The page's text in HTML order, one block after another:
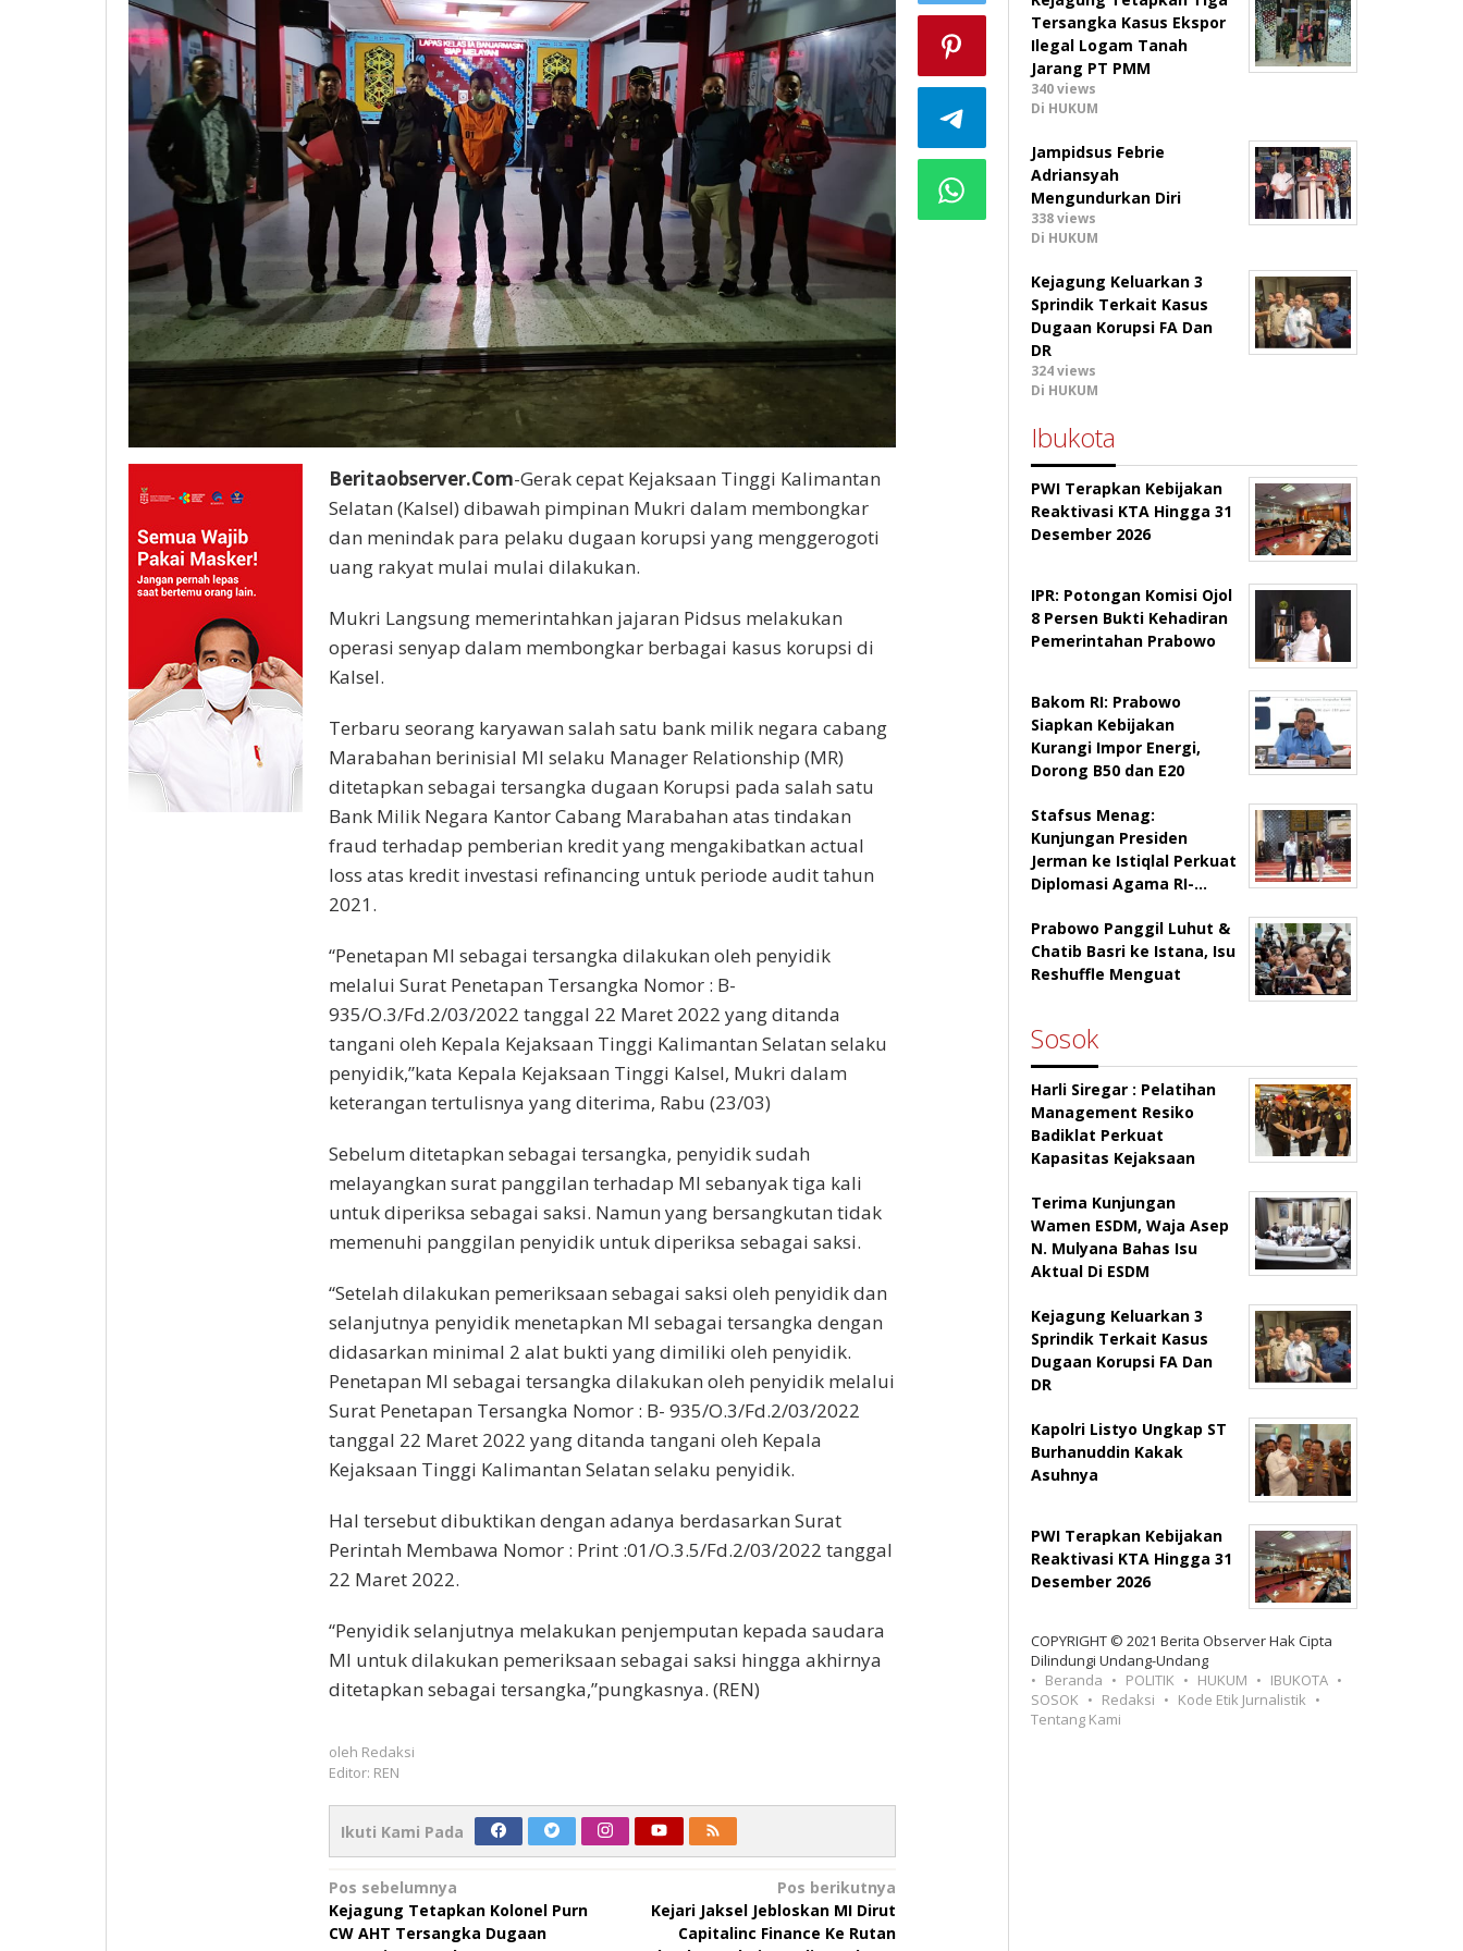
Beritaobserver.Com-Gerak cepat Kejaksaan Tinggi Kalimantan
Selatan (Kalsel) dibawah pimpinan Mukri dalam membongkar
dan menindak para pelaku dugaan korupsi yang menggerogoti
uang rakyat mulai mulai dilakukan.
Mukri Langsung memerintahkan jajaran Pidsus melakukan
operasi senyap dalam membongkar berbagai kasus korupsi di
Kalsel.
Terbaru seorang karyawan salah satu bank milik negara cabang
Marabahan berinisial MI selaku Manager Relationship (MR)
ditetapkan sebagai tersangka dugaan Korupsi pada salah satu
Bank Milik Negara Kantor Cabang Marabahan atas tindakan
fraud terhadap pemberian kredit yang mengakibatkan actual
loss atas kredit investasi refinancing untuk periode audit tahun
2021.
“Penetapan MI sebagai tersangka dilakukan oleh penyidik
melalui Surat Penetapan Tersangka Nomor : B-
935/O.3/Fd.2/03/2022 tanggal 22 Maret 2022 yang ditanda
tangani oleh Kepala Kejaksaan Tinggi Kalimantan Selatan selaku
penyidik,”kata Kepala Kejaksaan Tinggi Kalsel, Mukri dalam
keterangan tertulisnya yang diterima, Rabu (23/03)
Sebelum ditetapkan sebagai tersangka, penyidik sudah
melayangkan surat panggilan terhadap MI sebanyak tiga kali
untuk diperiksa sebagai saksi. Namun yang bersangkutan tidak
memenuhi panggilan penyidik untuk diperiksa sebagai saksi.
“Setelah dilakukan pemeriksaan sebagai saksi oleh penyidik dan
selanjutnya penyidik menetapkan MI sebagai tersangka dengan
didasarkan minimal 2 alat bukti yang dimiliki oleh penyidik.
Penetapan MI sebagai tersangka dilakukan oleh penyidik melalui
Surat Penetapan Tersangka Nomor : B- 935/O.3/Fd.2/03/2022
tanggal 22 Maret 2022 yang ditanda tangani oleh Kepala
Kejaksaan Tinggi Kalimantan Selatan selaku penyidik.
Hal tersebut dibuktikan dengan adanya berdasarkan Surat
Perintah Membawa Nomor : Print :01/O.3.5/Fd.2/03/2022 tanggal
22 Maret 2022.
“Penyidik selanjutnya melakukan penjemputan kepada saudara
MI untuk dilakukan pemeriksaan sebagai saksi hingga akhirnya
ditetapkan sebagai tersangka,”pungkasnya. (REN)
oleh Redaksi
Editor: REN
Ikuti Kami Pada
Navigasi
pos
Pos sebelumnya
Kejagung Tetapkan Kolonel Purn
CW AHT Tersangka Dugaan
Pos berikutnya
Kejari Jaksel Jebloskan MI Dirut
Capitalinc Finance Ke Rutan
Tersangka Kasus Ekspor
Ilegal Logam Tanah
Jarang PT PMM
340 views
Di HUKUM
Jampidsus Febrie
Adriansyah
Mengundurkan Diri
338 views
Di HUKUM
Kejagung Keluarkan 3
Sprindik Terkait Kasus
Dugaan Korupsi FA Dan
DR
324 views
Di HUKUM
Ibukota
PWI Terapkan Kebijakan
Reaktivasi KTA Hingga 31
Desember 2026
IPR: Potongan Komisi Ojol
8 Persen Bukti Kehadiran
Pemerintahan Prabowo
Bakom RI: Prabowo
Siapkan Kebijakan
Kurangi Impor Energi,
Dorong B50 dan E20
Stafsus Menag:
Kunjungan Presiden
Jerman ke Istiqlal Perkuat
Diplomasi Agama RI-…
Prabowo Panggil Luhut &
Chatib Basri ke Istana, Isu
Reshuffle Menguat
Sosok
Harli Siregar : Pelatihan
Management Resiko
Badiklat Perkuat
Kapasitas Kejaksaan
Terima Kunjungan
Wamen ESDM, Waja Asep
N. Mulyana Bahas Isu
Aktual Di ESDM
Kejagung Keluarkan 3
Sprindik Terkait Kasus
Dugaan Korupsi FA Dan
DR
Kapolri Listyo Ungkap ST
Burhanuddin Kakak
Asuhnya
PWI Terapkan Kebijakan
Reaktivasi KTA Hingga 31
Desember 2026
COPYRIGHT © 2021 Berita Observer Hak Cipta
Dilindungi Undang-Undang
Beranda
POLITIK HUKUM
IBUKOTA
SOSOK
Redaksi
Kode Etik Jurnalistik
Tentang Kami